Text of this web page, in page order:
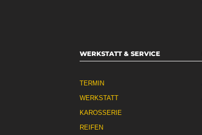
WERKSTATT & SERVICE
TERMIN
WERKSTATT
KAROSSERIE
REIFEN